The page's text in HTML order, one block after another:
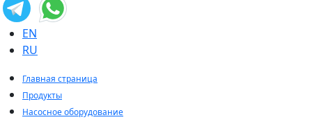
EN
RU
Главная страница
Продукты
Насосное оборудование